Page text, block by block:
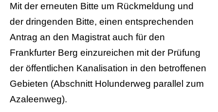
Mit der erneuten Bitte um Rückmeldung und
der dringenden Bitte, einen entsprechenden
Antrag an den Magistrat auch für den
Frankfurter Berg einzureichen mit der Prüfung
der öffentlichen Kanalisation in den betroffenen
Gebieten (Abschnitt Holunderweg parallel zum
Azaleenweg).